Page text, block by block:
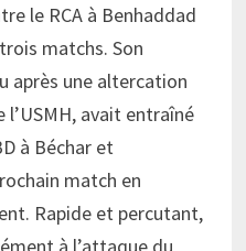
le RCA à Benhaddad
matchs. Son
après une altercation
l’USMH, avait entraîné
à Béchar et
match en
Rapide et percutant,
à l’attaque du